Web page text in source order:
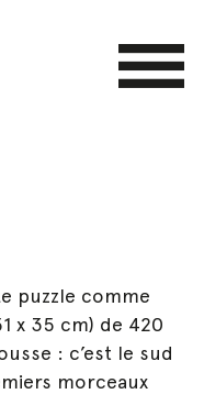
Menu
puzzle comme
x 35 cm) de 420
: c’est le sud
morceaux